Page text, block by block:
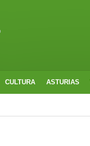
CULTURA ASTURIAS